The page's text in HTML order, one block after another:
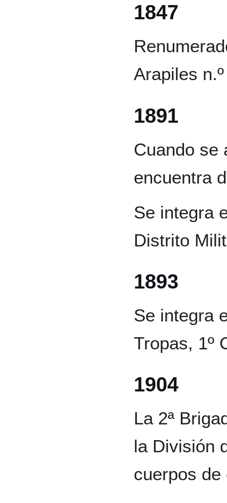
1847
Arapiles
1891
Cuando se
encuentra
Se integra
Distrito
1893
Se integra
Tropas, 1º
1904
La 2ª
la División
cuerpos de